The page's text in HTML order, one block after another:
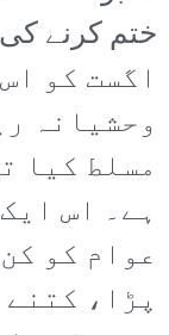
اگست کو
وحشیانہ
مسلط کیا
ہے۔ اس
عوام کو
پڑا،